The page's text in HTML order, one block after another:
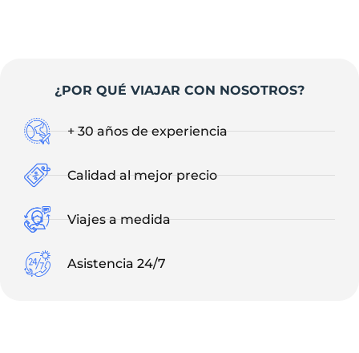
¿POR QUÉ VIAJAR CON NOSOTROS?
+ 30 años de experiencia
Calidad al mejor precio
Viajes a medida
Asistencia 24/7